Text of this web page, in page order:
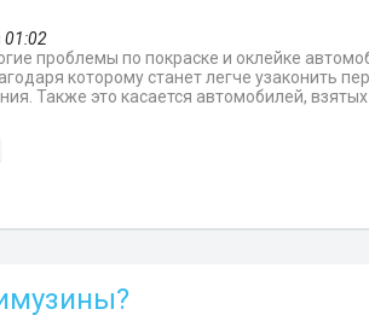
01:02
проблемы по покраске и оклейке
которому станет легче узаконить
Также это касается автомобилей, взятых